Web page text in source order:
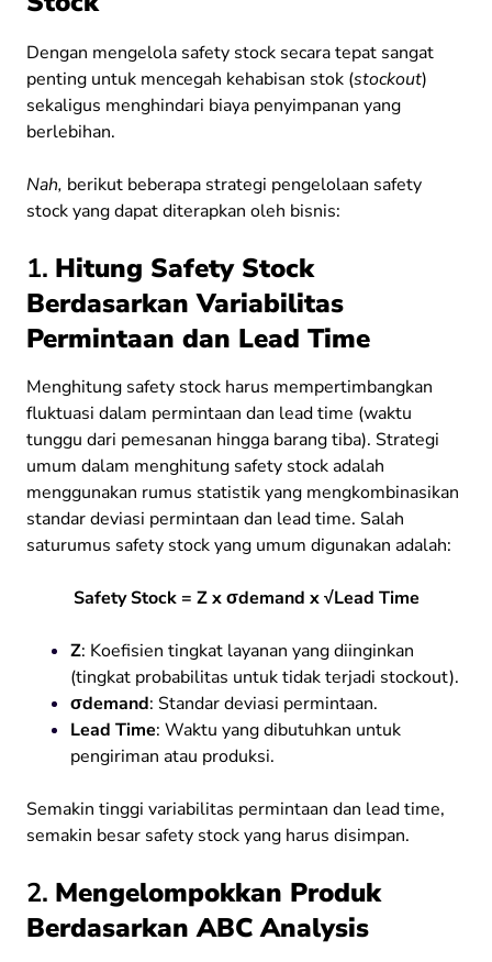
Dengan mengelola safety stock secara tepat sangat
penting untuk mencegah kehabisan stok (stockout)
sekaligus menghindari biaya penyimpanan yang
berlebihan.
Nah, berikut beberapa strategi pengelolaan safety
stock yang dapat diterapkan oleh bisnis:
1. Hitung Safety Stock
Berdasarkan Variabilitas
Permintaan dan Lead Time
Menghitung safety stock harus mempertimbangkan
fluktuasi dalam permintaan dan lead time (waktu
tunggu dari pemesanan hingga barang tiba). Strategi
umum dalam menghitung safety stock adalah
menggunakan rumus statistik yang mengkombinasikan
standar deviasi permintaan dan lead time. Salah
saturumus safety stock yang umum digunakan adalah:
Safety Stock = Z x σdemand x √Lead Time
Z: Koefisien tingkat layanan yang diinginkan
(tingkat probabilitas untuk tidak terjadi stockout).
σdemand: Standar deviasi permintaan.
Lead Time: Waktu yang dibutuhkan untuk
pengiriman atau produksi.
Semakin tinggi variabilitas permintaan dan lead time,
semakin besar safety stock yang harus disimpan.
2. Mengelompokkan Produk
Berdasarkan ABC Analysis